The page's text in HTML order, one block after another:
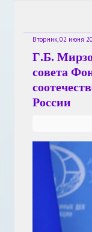
Вторник, 02 июня
Г.Б.
совета
России